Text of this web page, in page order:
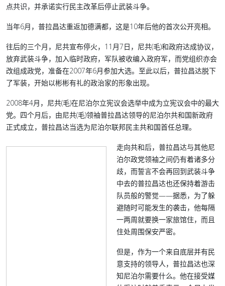
点共识，并承诺实行民主改革后停止武装斗争。
当年6月，普拉昌达重返加德满都，这是10年后他的首次公开亮相。
往后的三个月，尼共宣布停火，11月7日，尼共(毛)和政府达成协议，
放弃武装斗争，加入临时政府，军队被收编入政府军，而党组织亦会
改组成政党，准备在2007年6月参加大选。至此以后，普拉昌达脱下
了军装，开始以彬彬有礼的政治家的形象出现。
2008年4月，尼共(毛)在尼泊尔立宪议会选举中成为立宪议会中的最大
党。四个月后，由尼共(毛)领袖普拉昌达领导的尼泊尔共和国新政府
正式成立，普拉昌达当选为尼泊尔联邦民主共和国首任总理。
走向共和后，普拉昌达与其他尼
泊尔政党领袖之间仍有着诸多分
歧，而誓言不会再回到武装斗争
中去的普拉昌达也还保持着游击
队员般的警觉——据悉，为了躲
避随时可能发生的袭击，他每隔
一两周就要换一家旅馆住，而且
住处周围保安严密。
但是，作为一个来自底层并有民
意支持的领导人，普拉昌达也深
知尼泊尔需要什么。他在接受媒